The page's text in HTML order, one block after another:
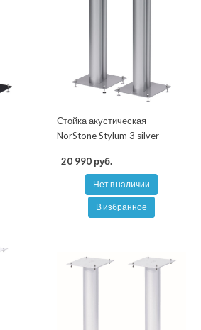
Стойка акустическая
NorStone Stylum 3 silver
20 990 руб.
Нет в наличии
В избранное